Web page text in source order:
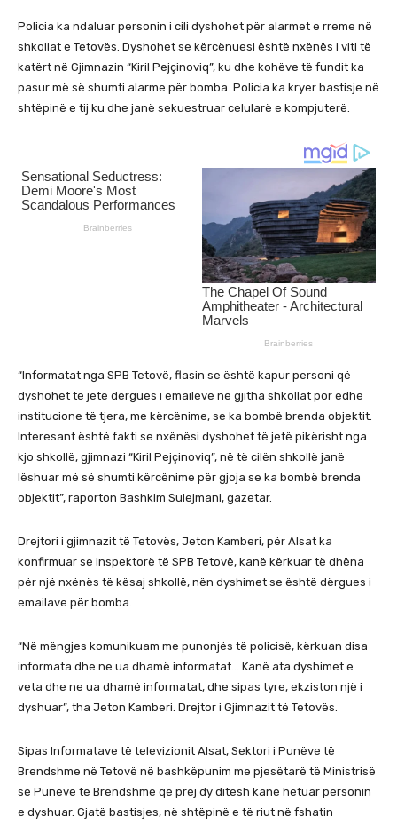
Policia ka ndaluar personin i cili dyshohet për alarmet e rreme në
shkollat e Tetovës. Dyshohet se kërcënuesi është nxënës i viti të
katërt në Gjimnazin “Kiril Pejçinoviq”, ku dhe kohëve të fundit ka
pasur më së shumti alarme për bomba. Policia ka kryer bastisje në
shtëpinë e tij ku dhe janë sekuestruar celularë e kompjuterë.
“Informatat nga SPB Tetovë, flasin se është kapur personi që
dyshohet të jetë dërgues i emaileve në gjitha shkollat por edhe
institucione të tjera, me kërcënime, se ka bombë brenda objektit.
Interesant është fakti se nxënësi dyshohet të jetë pikërisht nga
kjo shkollë, gjimnazi “Kiril Pejçinoviq”, në të cilën shkollë janë
lëshuar më së shumti kërcënime për gjoja se ka bombë brenda
objektit”, raporton Bashkim Sulejmani, gazetar.
Drejtori i gjimnazit të Tetovës, Jeton Kamberi, për Alsat ka
konfirmuar se inspektorë të SPB Tetovë, kanë kërkuar të dhëna
për një nxënës të kësaj shkollë, nën dyshimet se është dërgues i
emailave për bomba.
“Në mëngjes komunikuam me punonjës të policisë, kërkuan disa
informata dhe ne ua dhamë informatat… Kanë ata dyshimet e
veta dhe ne ua dhamë informatat, dhe sipas tyre, ekziston një i
dyshuar”, tha Jeton Kamberi. Drejtor i Gjimnazit të Tetovës.
Sipas Informatave të televizionit Alsat, Sektori i Punëve të
Brendshme në Tetovë në bashkëpunim me pjesëtarë të Ministrisë
së Punëve të Brendshme që prej dy ditësh kanë hetuar personin
e dyshuar. Gjatë bastisjes, në shtëpinë e të riut në fshatin